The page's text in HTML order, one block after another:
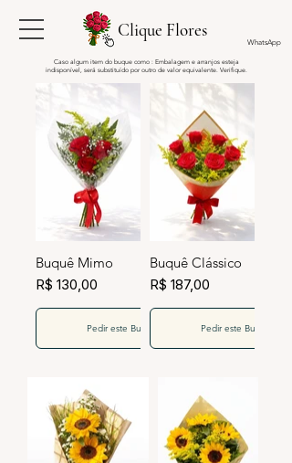
Clique Flores
WhatsApp
Caso algum item do buque como : Embalagem e arranjos esteja
indisponível, será substituído por outro de valor equivalente. Verifique.
Buquê Mimo
R$ 130,00
Pedir este Buquê
Buquê Clássico
R$ 187,00
Pedir este Buquê